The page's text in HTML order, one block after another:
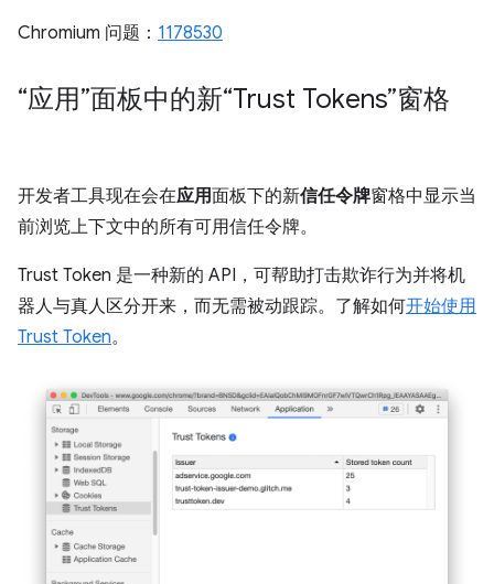
Chromium 问题： 1178530
“应用”面板中的新“Trust Tokens”窗格
开发者工具现在会在应用面板下的新信任令牌窗格中显示当
前浏览上下文中的所有可用信任令牌。
Trust Token 是一种新的 API，可帮助打击欺诈行为并将机
器人与真人区分开来，而无需被动跟踪。了解如何开始使用
Trust Token。